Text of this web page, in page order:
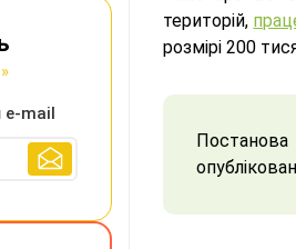
територій,
розмірі 200
e-mail